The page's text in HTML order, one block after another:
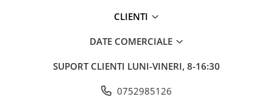
CLIENTI
DATE COMERCIALE
SUPORT CLIENTI LUNI-VINERI, 8-16:30
0752985126